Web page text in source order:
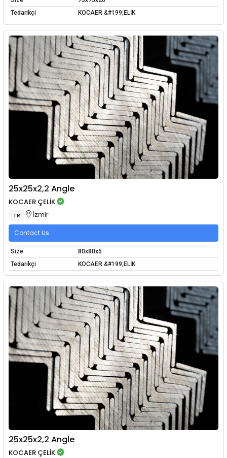
Tedarikçi
KOCAER &#199;ELİK
25x25x2,2 Angle
KOCAER ÇELİK
TR İzmir
Contact Us
Size
80x80x5
Tedarikçi
KOCAER &#199;ELİK
25x25x2,2 Angle
KOCAER ÇELİK